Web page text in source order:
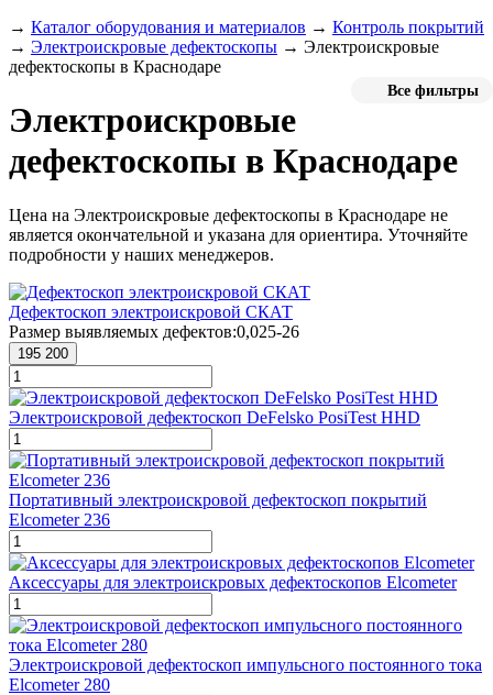
→ Каталог оборудования и материалов → Контроль покрытий
→ Электроискровые дефектоскопы → Электроискровые
дефектоскопы в Краснодаре
Все фильтры
Электроискровые
дефектоскопы в Краснодаре
Цена на Электроискровые дефектоскопы в Краснодаре не
является окончательной и указана для ориентира. Уточняйте
подробности у наших менеджеров.
Дефектоскоп электроискровой СКАТ
Размер выявляемых дефектов:0,025-26
195 200
Электроискровой дефектоскоп DeFelsko PosiTest HHD
Портативный электроискровой дефектоскоп покрытий
Elcometer 236
Аксессуары для электроискровых дефектоскопов Elcometer
Электроискровой дефектоскоп импульсного постоянного тока
Elcometer 280